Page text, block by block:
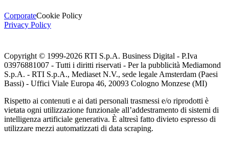
CorporateCookie Policy
Privacy Policy
Copyright © 1999-2026 RTI S.p.A. Business Digital - P.Iva
03976881007 - Tutti i diritti riservati - Per la pubblicità Mediamond
S.p.A. - RTI S.p.A., Mediaset N.V., sede legale Amsterdam (Paesi
Bassi) - Uffici Viale Europa 46, 20093 Cologno Monzese (MI)
Rispetto ai contenuti e ai dati personali trasmessi e/o riprodotti è
vietata ogni utilizzazione funzionale all’addestramento di sistemi di
intelligenza artificiale generativa. È altresì fatto divieto espresso di
utilizzare mezzi automatizzati di data scraping.